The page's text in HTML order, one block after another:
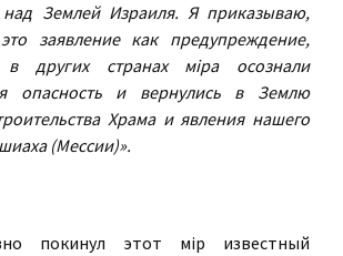
над Землей Израиля. Я приказываю,
заявление как предупреждение,
других странах мiра осознали
опасность и вернулись в Землю
Храма и явления нашего
(Мессии)».
покинул этот мiр известный